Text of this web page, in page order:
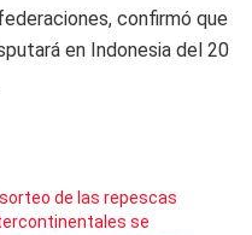
confirmó que
en Indonesia del 20
sorteo de las repescas
se